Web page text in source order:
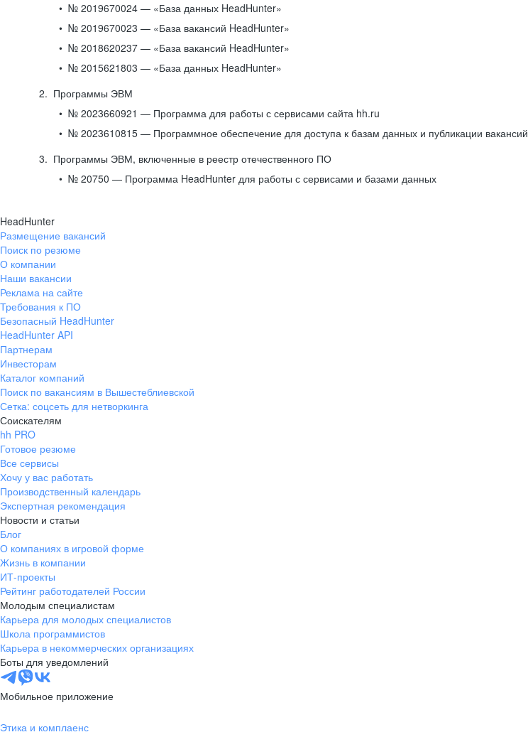
№ 2019670024 — «База данных HeadHunter»
№ 2019670023 — «База вакансий HeadHunter»
№ 2018620237 — «База вакансий HeadHunter»
№ 2015621803 — «База данных HeadHunter»
Программы ЭВМ
№ 2023660921 — Программа для работы с сервисами сайта hh.ru
№ 2023610815 — Программное обеспечение для доступа к базам данных и публикации вакансий
Программы ЭВМ, включенные в реестр отечественного ПО
№ 20750 — Программа HeadHunter для работы с сервисами и базами данных
HeadHunter
Размещение вакансий
Поиск по резюме
О компании
Наши вакансии
Реклама на сайте
Требования к ПО
Безопасный HeadHunter
HeadHunter API
Партнерам
Инвесторам
Каталог компаний
Поиск по вакансиям в Вышестеблиевской
Сетка: соцсеть для нетворкинга
Соискателям
hh PRO
Готовое резюме
Все сервисы
Хочу у вас работать
Производственный календарь
Экспертная рекомендация
Новости и статьи
Блог
О компаниях в игровой форме
Жизнь в компании
ИТ-проекты
Рейтинг работодателей России
Молодым специалистам
Карьера для молодых специалистов
Школа программистов
Карьера в некоммерческих организациях
Боты для уведомлений
Мобильное приложение
Этика и комплаенс